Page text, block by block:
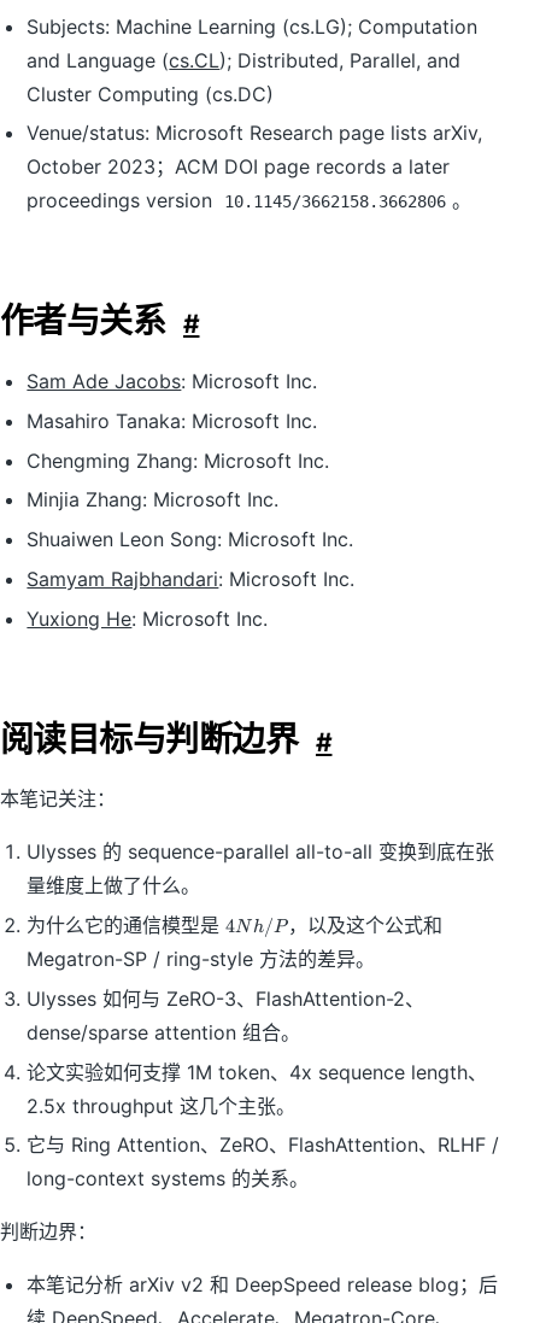
Subjects: Machine Learning (cs.LG); Computation
and Language (cs.CL); Distributed, Parallel, and
Cluster Computing (cs.DC)
Venue/status: Microsoft Research page lists arXiv,
October 2023；ACM DOI page records a later
proceedings version
10.1145/3662158.3662806 。
作者与关系 #
Sam Ade Jacobs: Microsoft Inc.
Masahiro Tanaka: Microsoft Inc.
Chengming Zhang: Microsoft Inc.
Minjia Zhang: Microsoft Inc.
Shuaiwen Leon Song: Microsoft Inc.
Samyam Rajbhandari: Microsoft Inc.
Yuxiong He: Microsoft Inc.
阅读目标与判断边界 #
本笔记关注：
Ulysses 的 sequence-parallel all-to-all 变换到底在张
量维度上做了什么。
为什么它的通信模型是4
h
/
P
4Nh/P ，以及这个公式和
Megatron-SP / ring-style 方法的差异。
Ulysses 如何与 ZeRO-3、FlashAttention-2、
dense/sparse attention 组合。
论文实验如何支撑 1M token、4x sequence length、
2.5x throughput 这几个主张。
它与 Ring Attention、ZeRO、FlashAttention、RLHF /
long-context systems 的关系。
判断边界：
本笔记分析 arXiv v2 和 DeepSpeed release blog；后